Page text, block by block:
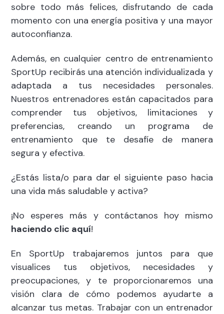
sobre todo más felices, disfrutando de cada
momento con una energía positiva y una mayor
autoconfianza.
Además, en cualquier centro de entrenamiento
SportUp recibirás una atención individualizada y
adaptada a tus necesidades personales.
Nuestros entrenadores están capacitados para
comprender tus objetivos, limitaciones y
preferencias, creando un programa de
entrenamiento que te desafíe de manera
segura y efectiva.
¿Estás lista/o para dar el siguiente paso hacia
una vida más saludable y activa?
¡No esperes más y contáctanos hoy mismo
haciendo clic aquí!
En SportUp trabajaremos juntos para que
visualices tus objetivos, necesidades y
preocupaciones, y te proporcionaremos una
visión clara de cómo podemos ayudarte a
alcanzar tus metas. Trabajar con un entrenador